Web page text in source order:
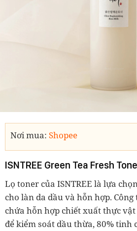
Nơi mua: Shopee
ISNTREE Green Tea Fresh
Lọ toner của ISNTREE là lựa
cho làn da dầu và hỗn hợp.
chứa hỗn hợp chiết xuất thực vật
để kiểm soát dầu thừa, 80% tinh